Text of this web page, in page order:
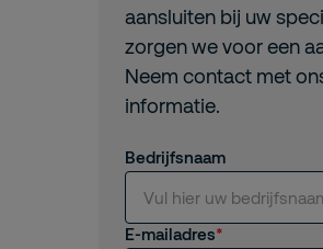
aansluiten bij uw
zorgen we voor een
Neem contact met
informatie.
Bedrijfsnaam
E-mailadres